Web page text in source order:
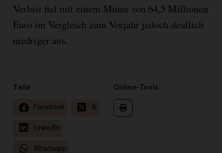
Verlust fiel mit einem Minus von 64,5 Millionen
Euro im Vergleich zum Vorjahr jedoch deutlich
niedriger aus.
Online-Tools
Teile
Facebook X
LinkedIn
Whatsapp